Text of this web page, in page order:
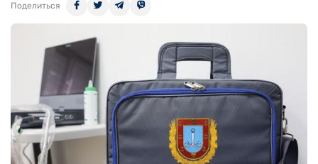
Поделиться